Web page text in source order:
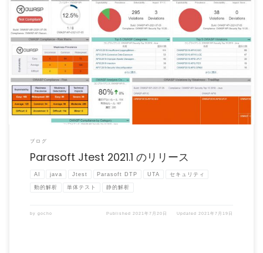
Parasoft Jtest 2021.1 がリリースされました。 Parasoft Jtest 2 […]
ブログ
Parasoft Jtest 2021.1 のリリース
AI java Jtest Parasoft DTP UTA セキュリティ
動的解析 単体テスト 静的解析
by gocho Published 2021年7月20日 Updated 2021年7月19日